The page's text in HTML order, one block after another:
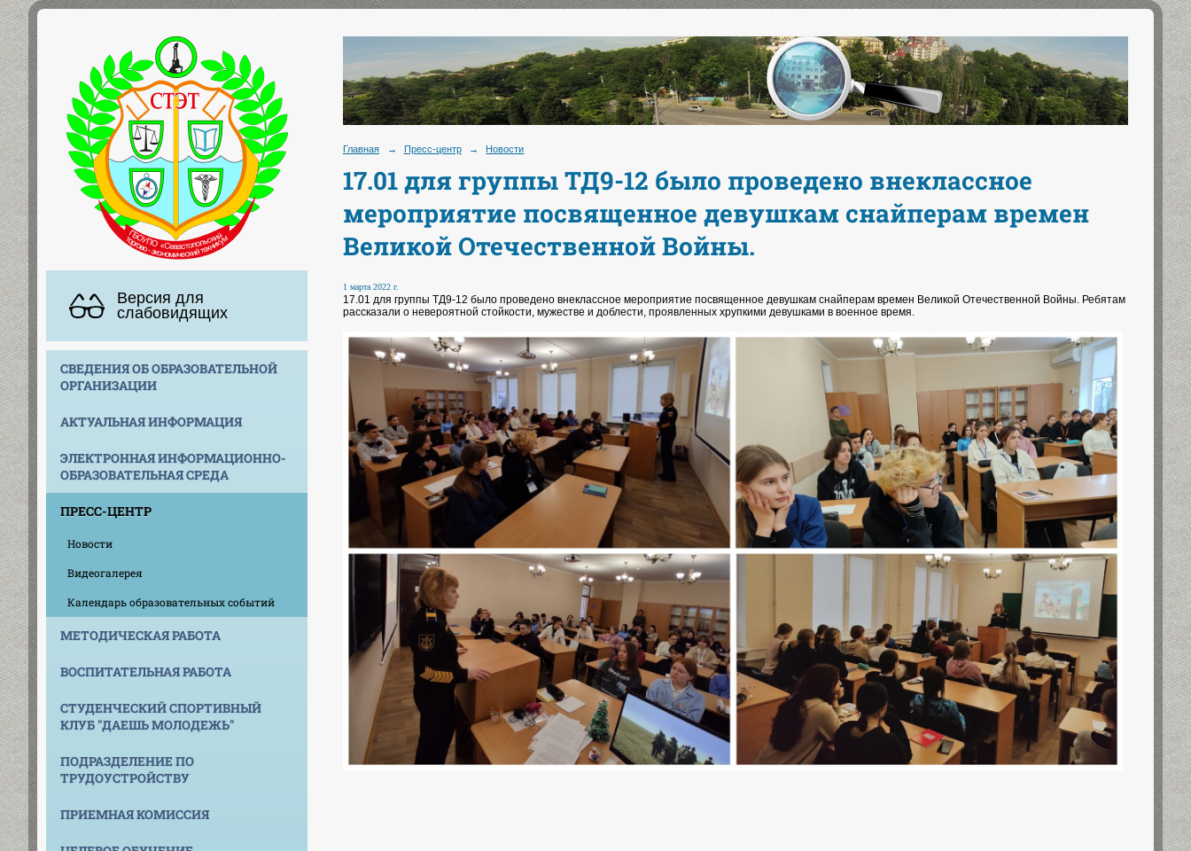
Версия для
слабовидящих
СВЕДЕНИЯ ОБ ОБРАЗОВАТЕЛЬНОЙ
ОРГАНИЗАЦИИ
АКТУАЛЬНАЯ ИНФОРМАЦИЯ
ЭЛЕКТРОННАЯ ИНФОРМАЦИОННО-
ОБРАЗОВАТЕЛЬНАЯ СРЕДА
ПРЕСС-ЦЕНТР
Новости
Видеогалерея
Календарь образовательных событий
МЕТОДИЧЕСКАЯ РАБОТА
ВОСПИТАТЕЛЬНАЯ РАБОТА
СТУДЕНЧЕСКИЙ СПОРТИВНЫЙ
КЛУБ "ДАЕШЬ МОЛОДЕЖЬ"
ПОДРАЗДЕЛЕНИЕ ПО
ТРУДОУСТРОЙСТВУ
ПРИЕМНАЯ КОМИССИЯ
Главная → Пресс-центр → Новости
17.01 для группы ТД9-12 было проведено внеклассное
мероприятие посвященное девушкам снайперам времен
Великой Отечественной Войны.
1 марта 2022 г.
17.01 для группы ТД9-12 было проведено внеклассное мероприятие посвященное девушкам снайперам времен Великой Отечественной Войны. Ребятам
рассказали о невероятной стойкости, мужестве и доблести, проявленных хрупкими девушками в военное время.